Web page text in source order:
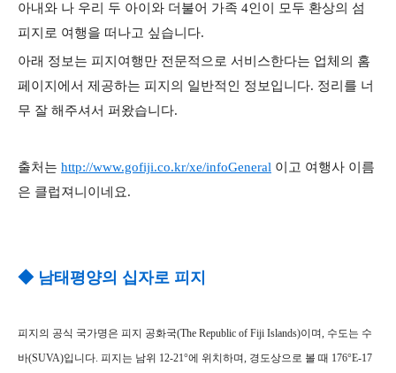
아내와 나 우리 두 아이와 더불어 가족 4인이 모두 환상의 섬
피지로 여행을 떠나고 싶습니다.
아래 정보는 피지여행만 전문적으로 서비스한다는 업체의 홈
페이지에서 제공하는 피지의 일반적인 정보입니다. 정리를 너
무 잘 해주셔서 퍼왔습니다.
출처는 http://www.gofiji.co.kr/xe/infoGeneral 이고 여행사 이름
은 클럽져니이네요.
◆ 남태평양의 십자로 피지
피지의 공식 국가명은 피지 공화국(The Republic of Fiji Islands)이며, 수도는 수
바(SUVA)입니다. 피지는 남위 12-21°에 위치하며, 경도상으로 볼 때 176°E-17